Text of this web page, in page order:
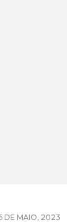
DE MAIO, 2023